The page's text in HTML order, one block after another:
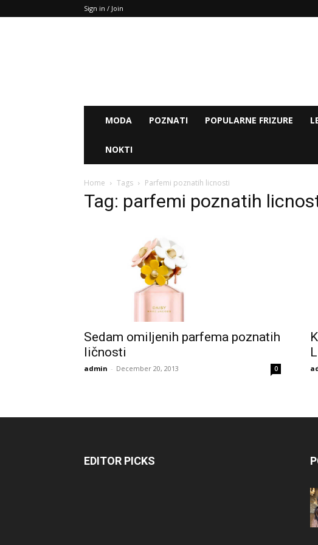
Sign in / Join
MODA POZNATI POPULARNE FRIZURE
NOKTI
Home Tags Parfemi poznatih licnosti
Tag: parfemi poznatih
Sedam omiljenih parfema poznatih
ličnosti
admin - December 20, 2013 0
EDITOR PICKS